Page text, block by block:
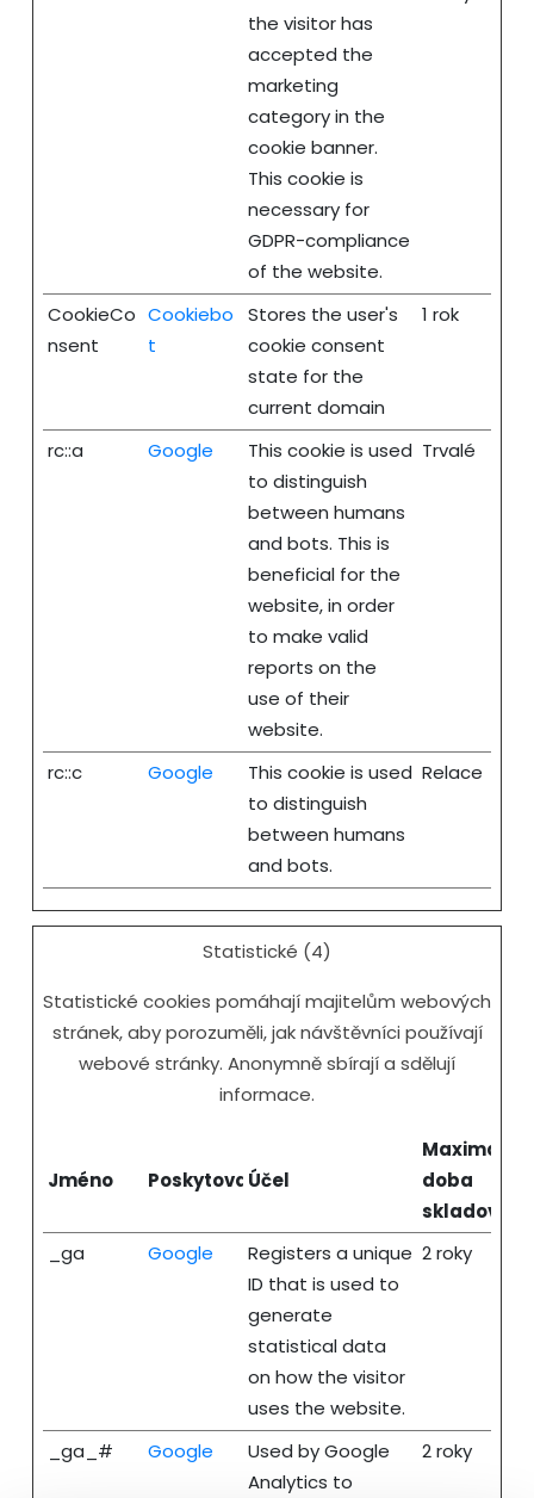
the visitor has
accepted the
marketing
category in the
cookie banner.
This cookie is
necessary for
GDPR-compliance
of the website.
CookieCo
nsent
Cookiebo
t
Stores the user's
cookie consent
state for the
current domain
1 rok
rc::a Google
This cookie is used
to distinguish
between humans
and bots. This is
beneficial for the
website, in order
to make valid
reports on the
use of their
website.
Trvalé
rc::c Google
This cookie is used
to distinguish
between humans
and bots.
Relace
Statistické (4)
Statistické cookies pomáhají majitelům webových
stránek, aby porozuměli, jak návštěvníci používají
webové stránky. Anonymně sbírají a sdělují
informace.
Jméno Poskytovatel
Účel
Maximální
doba
skladování
_ga
Google
Registers a unique
ID that is used to
generate
statistical data
on how the visitor
uses the website.
2 roky
_ga_# Google
Used by Google
Analytics to
2 roky